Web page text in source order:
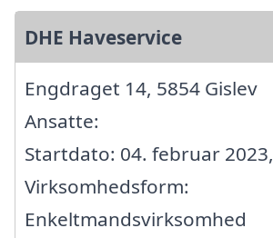
DHE Haveservice
Engdraget 14, 5854 Gislev
Ansatte:
Startdato: 04. februar 2023,
Virksomhedsform:
Enkeltmandsvirksomhed